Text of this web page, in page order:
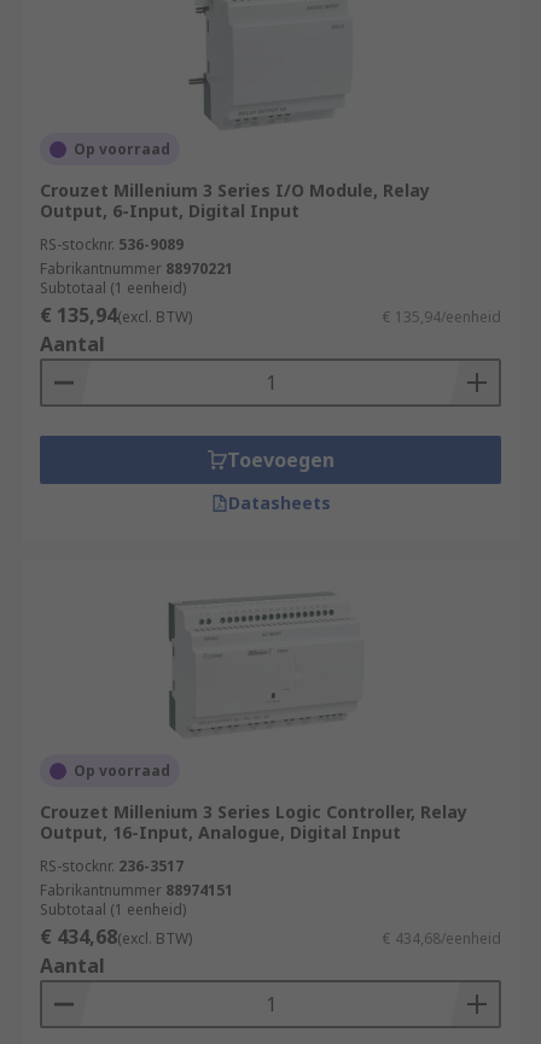
Op voorraad
Crouzet Millenium 3 Series I/O Module, Relay
Output, 6-Input, Digital Input
RS-stocknr. 536-9089
Fabrikantnummer 88970221
Subtotaal (1 eenheid)
€ 135,94(excl. BTW) € 135,94/eenheid
Aantal
Toevoegen
Datasheets
Op voorraad
Crouzet Millenium 3 Series Logic Controller, Relay
Output, 16-Input, Analogue, Digital Input
RS-stocknr. 236-3517
Fabrikantnummer 88974151
Subtotaal (1 eenheid)
€ 434,68(excl. BTW) € 434,68/eenheid
Aantal